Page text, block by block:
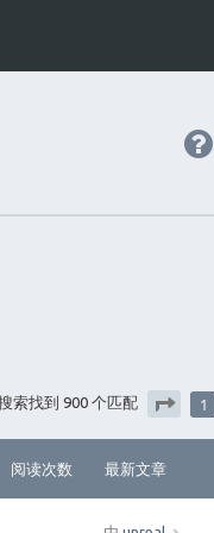
索找到 900 个匹配
1
阅读次数 最新文章